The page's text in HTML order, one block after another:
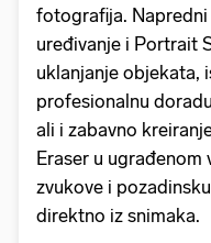
fotografija.
uređivanje i Portrait
uklanjanje objekata,
profesionalnu
ali i zabavno
Eraser u
zvukove i
direktno iz snimaka.